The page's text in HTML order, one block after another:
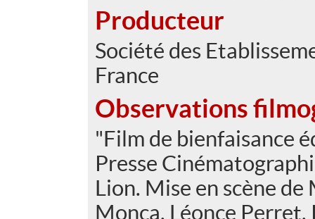
Producteur
Société des
France
Observations
"Film de bienfaisance
Presse
Lion. Mise en scène
Monca, Léonce Perret,